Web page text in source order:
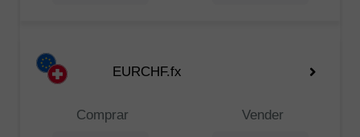
EURCHF.fx
Comprar Vender